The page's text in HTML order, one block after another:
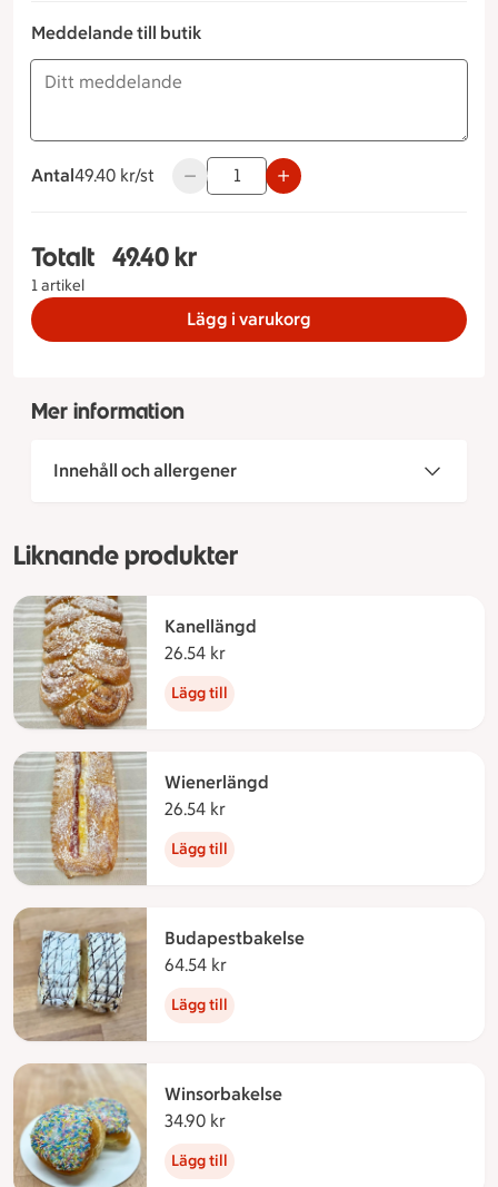
Meddelande till butik
Antal
49.40 kronor styck
49.40 kr/st Använd knapparna för att minska
Totalt
1 artikel
Totalt 1 stycken Änkor, 49.40 kronor
49.40 kr
Lägg i varukorg
Mer information
Innehåll och allergener
Liknande produkter
Kanellängd
26.54 kr
Lägg till
Wienerlängd
26.54 kr
Lägg till
Budapestbakelse
64.54 kr
Lägg till
Winsorbakelse
34.90 kr
Lägg till